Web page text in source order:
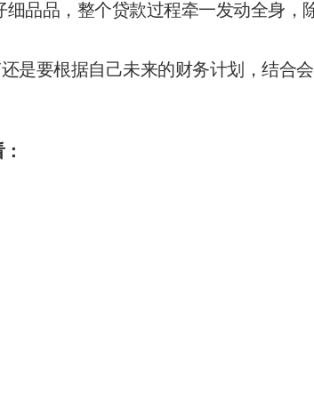
品品，整个贷款过程牵一发动全身，
是要根据自己未来的财务计划，结合会